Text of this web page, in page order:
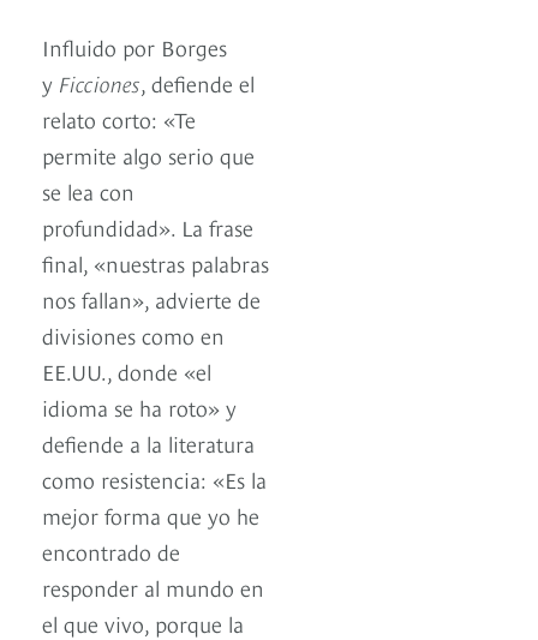
Influido por Borges
y Ficciones, defiende el
relato corto: «Te
permite algo serio que
se lea con
profundidad». La frase
final, «nuestras palabras
nos fallan», advierte de
divisiones como en
EE.UU., donde «el
idioma se ha roto» y
defiende a la literatura
como resistencia: «Es la
mejor forma que yo he
encontrado de
responder al mundo en
el que vivo, porque la